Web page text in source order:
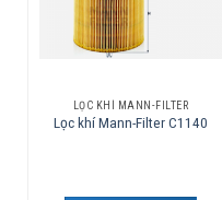
LỌC KHÍ MANN-FILTER
Lọc khí Mann-Filter C1140